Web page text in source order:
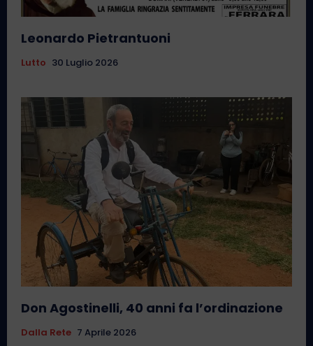
Leonardo Pietrantuoni
Lutto 30 Luglio 2026
Don Agostinelli, 40 anni fa l’ordinazione
Dalla Rete 7 Aprile 2026